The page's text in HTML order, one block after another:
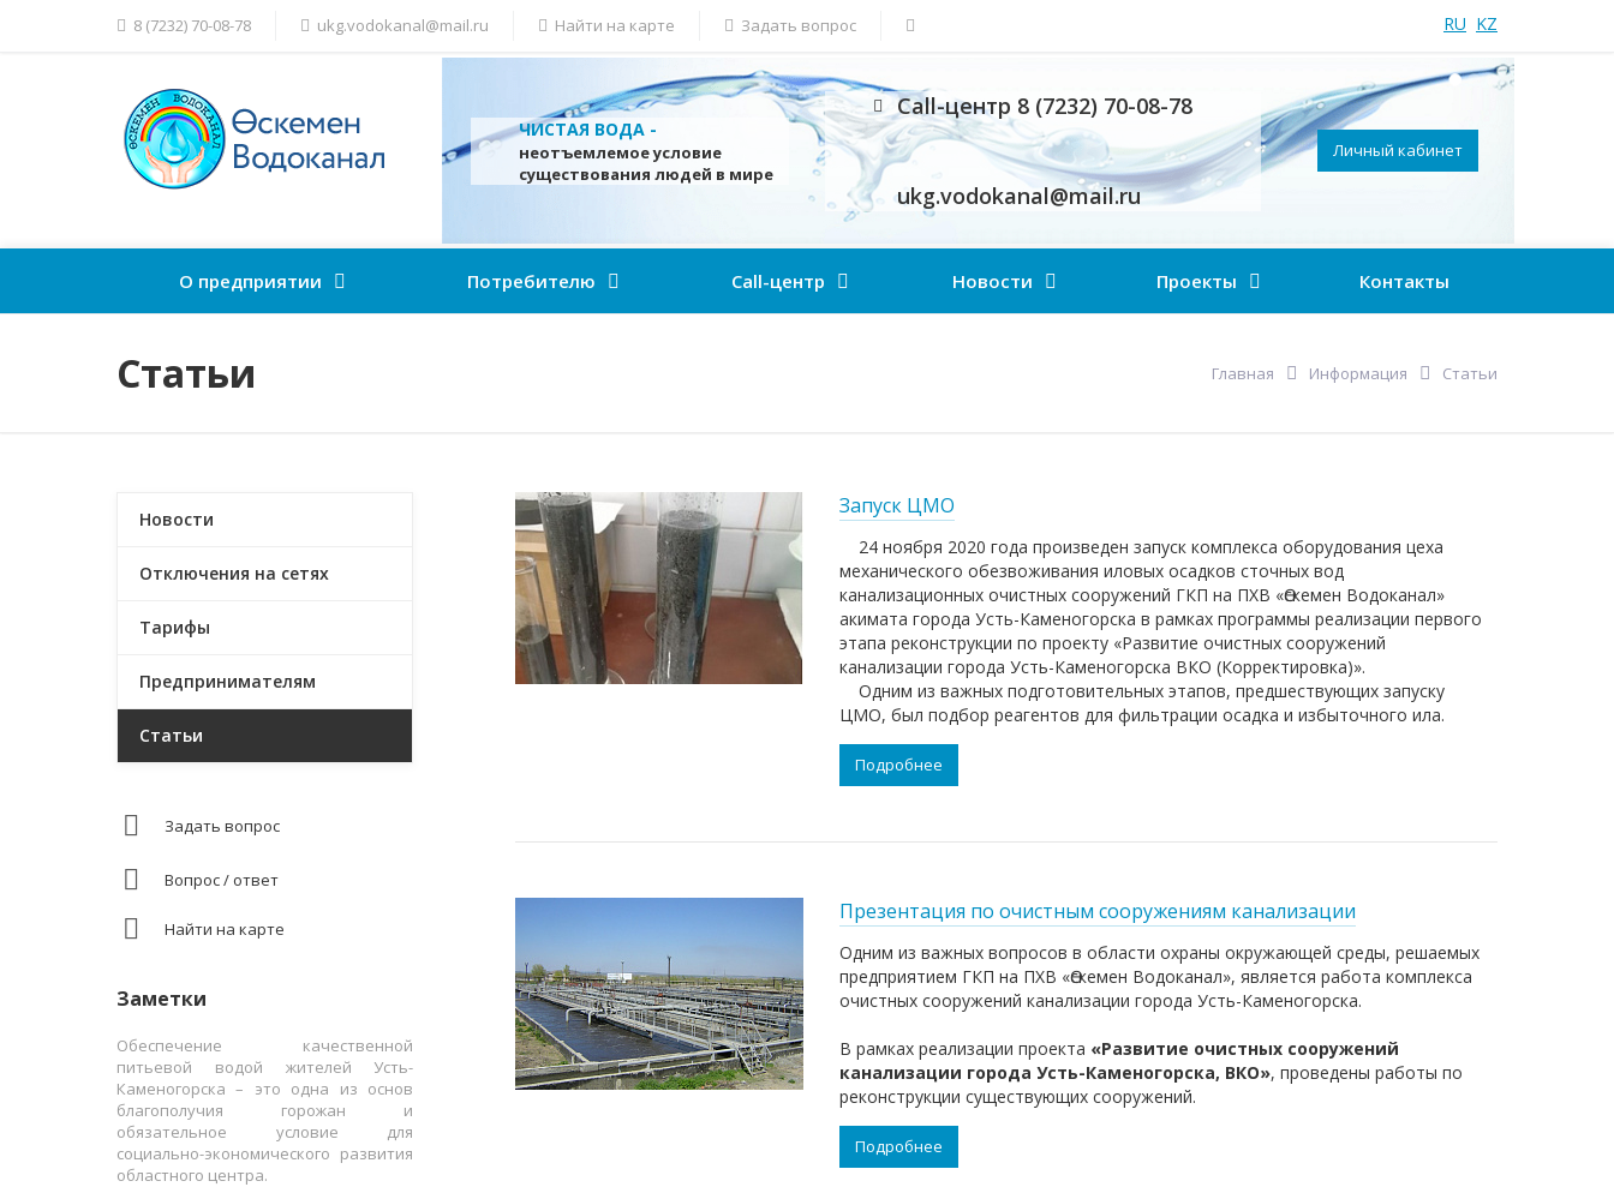
8 (7232) 70-08-78 ukg.vodokanal@mail.ru Найти на карте Задать вопрос RU KZ
ЧИСТАЯ ВОДА -
неотъемлемое условие
существования людей в мире
Call-центр 8 (7232) 70-08-78
ukg.vodokanal@mail.ru
Личный кабинет
О предприятии Потребителю Call-центр Новости Проекты Контакты
Статьи Главная Информация Статьи
Запуск ЦМО
24 ноября 2020 года произведен запуск комплекса оборудования цеха
механического обезвоживания иловых осадков сточных вод
канализационных очистных сооружений ГКП на ПХВ «Өскемен Водоканал»
акимата города Усть-Каменогорска в рамках программы реализации первого
этапа реконструкции по проекту «Развитие очистных сооружений
канализации города Усть-Каменогорска ВКО (Корректировка)».
Одним из важных подготовительных этапов, предшествующих запуску
ЦМО, был подбор реагентов для фильтрации осадка и избыточного ила.
Подробнее
Презентация по очистным сооружениям канализации
Одним из важных вопросов в области охраны окружающей среды, решаемых
предприятием ГКП на ПХВ «Өскемен Водоканал», является работа комплекса
очистных сооружений канализации города Усть-Каменогорска.
В рамках реализации проекта «Развитие очистных сооружений
канализации города Усть-Каменогорска, ВКО», проведены работы по
реконструкции существующих сооружений.
Подробнее
Новости
Отключения на сетях
Тарифы
Предпринимателям
Статьи
Задать вопрос
Вопрос / ответ
Найти на карте
Заметки
Обеспечение качественной
питьевой водой жителей Усть-
Каменогорска – это одна из основ
благополучия горожан и
обязательное условие для
социально-экономического развития
областного центра.